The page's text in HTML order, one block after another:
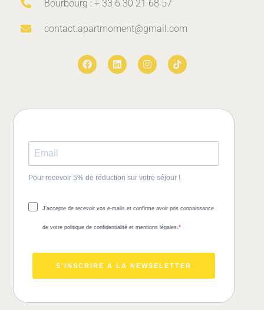
Bourbourg : + 33 6 30 21 68 57
contact.apartmoment@gmail.com
Pour recevoir 5% de réduction sur votre séjour !
J'accepte de recevoir vos e-mails et confirme avoir pris connaissance
de votre politique de confidentialité et mentions légales.
S'INSCRIRE A LA NEWSELETTER